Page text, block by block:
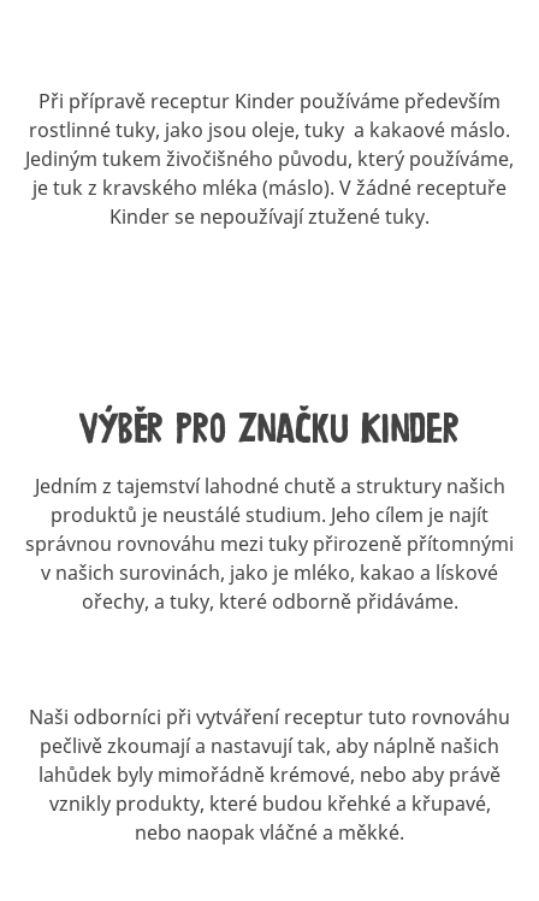
Při přípravě receptur Kinder používáme především
rostlinné tuky, jako jsou oleje, tuky a kakaové máslo.
Jediným tukem živočišného původu, který používáme,
je tuk z kravského mléka (máslo). V žádné receptuře
Kinder se nepoužívají ztužené tuky.
Výběr pro značku Kinder
Jedním z tajemství lahodné chutě a struktury našich
produktů je neustálé studium. Jeho cílem je najít
správnou rovnováhu mezi tuky přirozeně přítomnými
v našich surovinách, jako je mléko, kakao a lískové
ořechy, a tuky, které odborně přidáváme.
Naši odborníci při vytváření receptur tuto rovnováhu
pečlivě zkoumají a nastavují tak, aby náplně našich
lahůdek byly mimořádně krémové, nebo aby právě
vznikly produkty, které budou křehké a křupavé,
nebo naopak vláčné a měkké.